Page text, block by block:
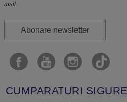
mail.
Abonare newsletter
CUMPARATURI SIGURE